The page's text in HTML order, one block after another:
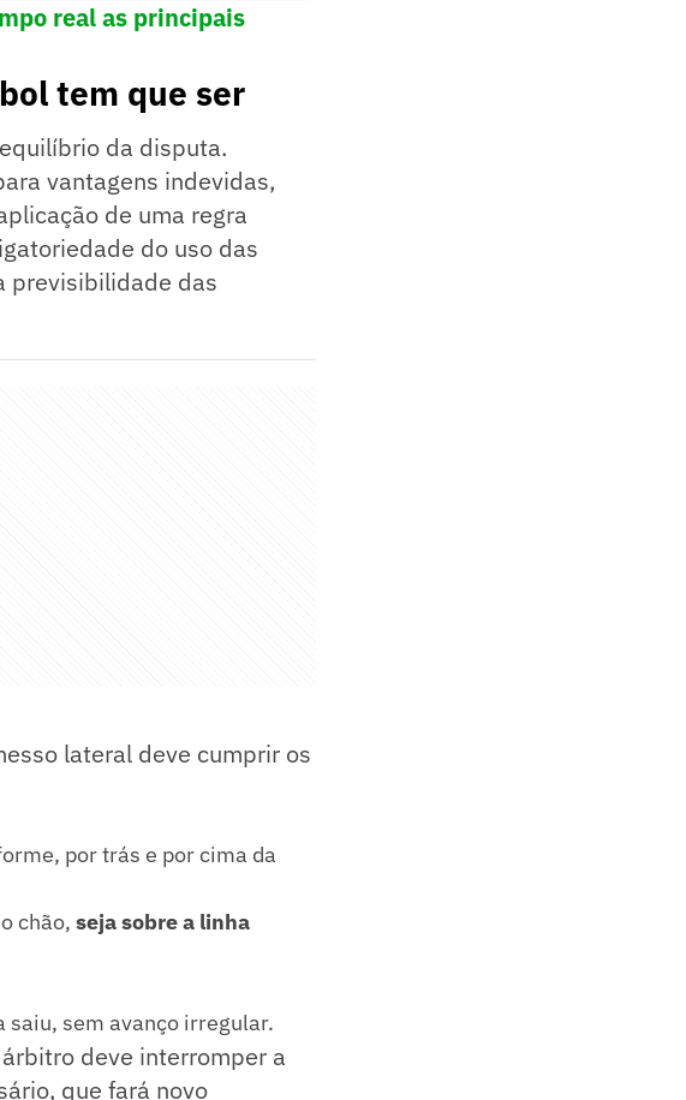
real as principais
tem que ser
da disputa.
vantagens indevidas,
de uma regra
do uso das
previsibilidade das
lateral deve cumprir os
por trás e por cima da
chão, seja sobre a linha
saiu, sem avanço irregular.
deve interromper a
que fará novo